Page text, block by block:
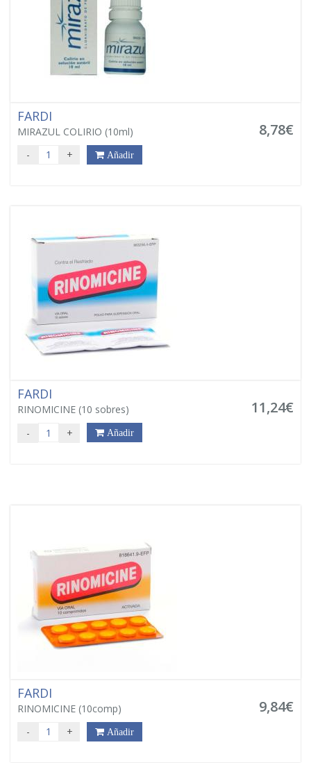
FARDI
MIRAZUL COLIRIO (10ml) 8,78€
- + Añadir
FARDI
RINOMICINE (10 sobres) 11,24€
- + Añadir
FARDI
RINOMICINE (10comp) 9,84€
- + Añadir